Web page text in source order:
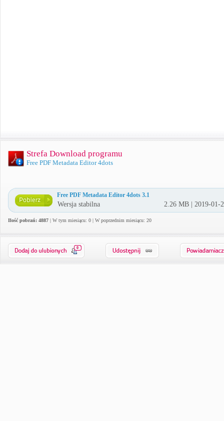
Strefa Download programu
Free PDF Metadata Editor 4dots
Free PDF Metadata Editor 4dots 3.1
Wersja stabilna 2.26 MB | 2019-01-
Ilość pobrań: 4887 | W tym miesiącu: 0 | W poprzednim miesiącu: 20
0